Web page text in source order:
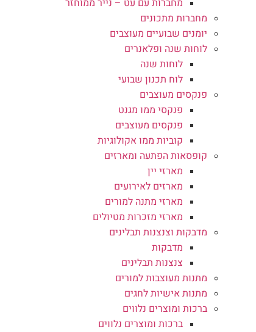
מחברות מתכונים
יומנים שבועיים מעוצבים
לוחות שנה ופלאנרים
לוחות שנה
לוח תכנון שבועי
פנקסים מעוצבים
פנקסי ממו מגנט
פנקסים מעוצבים
קוביות ממו אקולוגיות
קופסאות הפתעה ומארזים
מארזי יין
מארזים לאירועים
מארזי מתנה למורים
מארזי מזכרות מטיולים
מדבקות וצנצנות תבלינים
מדבקות
צנצנות תבלינים
מתנות מעוצבות למורים
מתנות אישיות לחגים
ברכות ומוצרים נלווים
ברכות ומוצרים נלווים